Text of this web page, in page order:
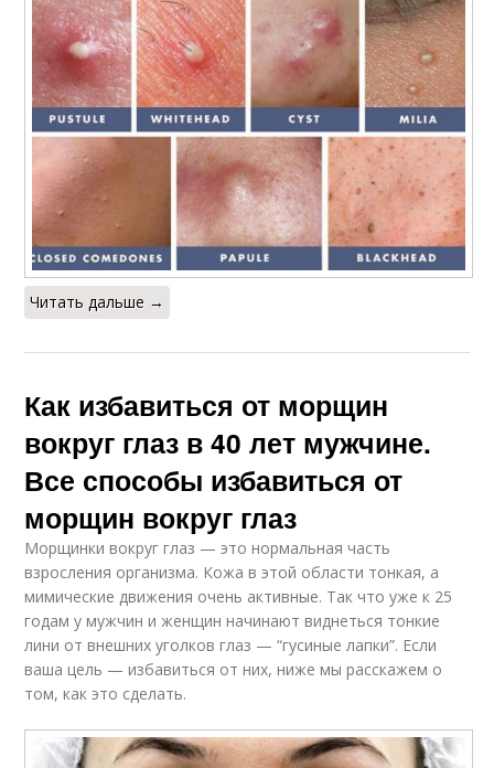
Читать дальше →
Как избавиться от морщин
вокруг глаз в 40 лет мужчине.
Все способы избавиться от
морщин вокруг глаз
Морщинки вокруг глаз — это нормальная часть
взросления организма. Кожа в этой области тонкая, а
мимические движения очень активные. Так что уже к 25
годам у мужчин и женщин начинают виднеться тонкие
лини от внешних уголков глаз — “гусиные лапки”. Если
ваша цель — избавиться от них, ниже мы расскажем о
том, как это сделать.